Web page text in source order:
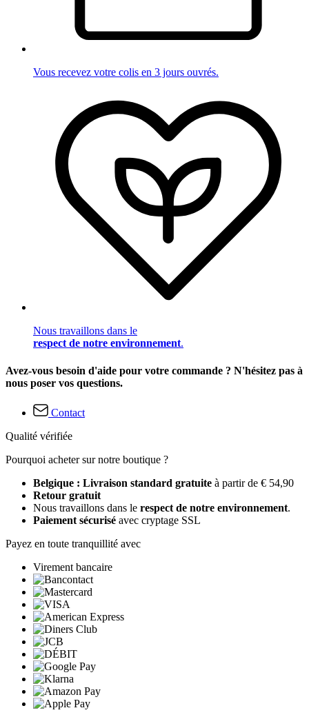
Vous recevez votre colis en 3 jours ouvrés.
Nous travaillons dans le
respect de notre environnement.
Avez-vous besoin d'aide pour votre commande ? N'hésitez pas à
nous poser vos questions.
Contact
Qualité vérifiée
Pourquoi acheter sur notre boutique ?
Belgique : Livraison standard gratuite à partir de € 54,90
Retour gratuit
Nous travaillons dans le respect de notre environnement.
Paiement sécurisé avec cryptage SSL
Payez en toute tranquillité avec
Virement bancaire